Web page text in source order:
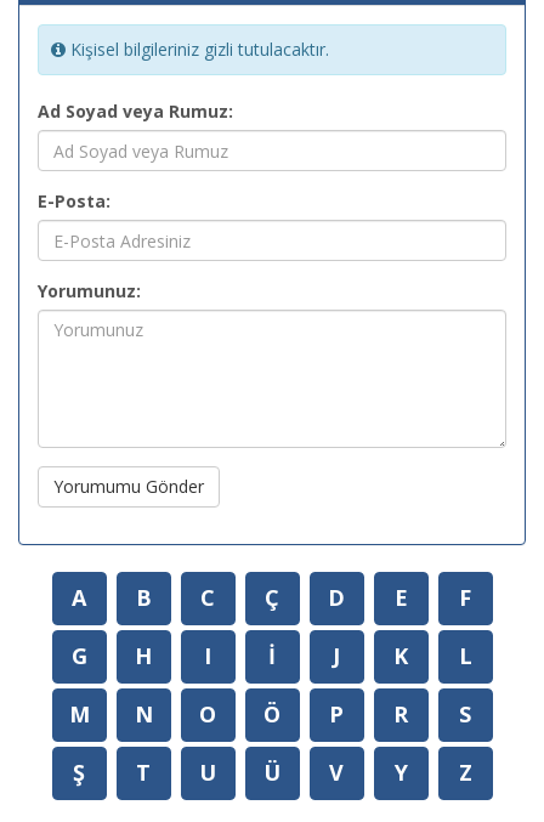
Kişisel bilgileriniz gizli tutulacaktır.
Ad Soyad veya Rumuz:
E-Posta:
Yorumunuz:
Yorumumu Gönder
A B C Ç D E
F
G
H I İ J K
L
M
N O Ö P R
S
Ş
T U Ü V Y Z